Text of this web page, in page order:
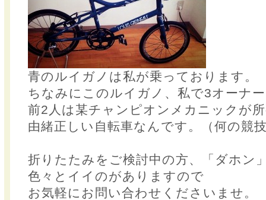
青のルイガノは私が乗っております。
ちなみにこのルイガノ、私で3オーナ
前2人は某チャンピオンメカニックが
由緒正しい自転車なんです。（何の競
折りたたみをご検討中の方、「ダホン
色々とイイのがありますので
お気軽にお問い合わせくださいませ。